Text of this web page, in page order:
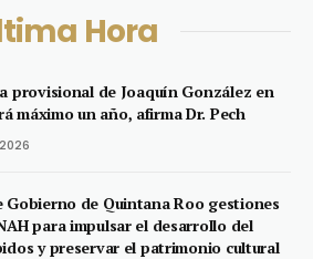
Hora
provisional de Joaquín González en
máximo un año, afirma Dr. Pech
Gobierno de Quintana Roo gestiones
para impulsar el desarrollo del
y preservar el patrimonio cultural